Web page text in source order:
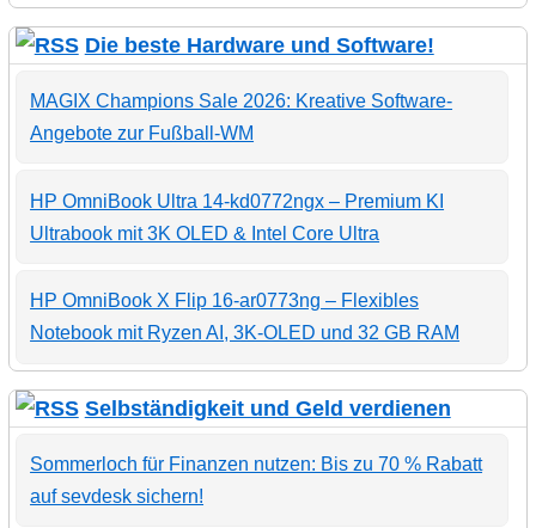
Die beste Hardware und Software!
MAGIX Champions Sale 2026: Kreative Software-
Angebote zur Fußball-WM
HP OmniBook Ultra 14-kd0772ngx – Premium KI
Ultrabook mit 3K OLED & Intel Core Ultra
HP OmniBook X Flip 16-ar0773ng – Flexibles
Notebook mit Ryzen AI, 3K-OLED und 32 GB RAM
Selbständigkeit und Geld verdienen
Sommerloch für Finanzen nutzen: Bis zu 70 % Rabatt
auf sevdesk sichern!